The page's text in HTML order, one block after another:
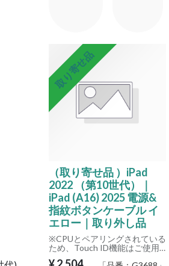
取り寄せ品
（取り寄せ品 ）iPad
2022 （第10世代）｜
iPad (A16) 2025 電源&
指紋ボタンケーブル イ
エロー｜取り外し品
※CPUとペアリングされている
ため、Touch ID機能はご使用